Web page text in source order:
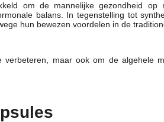
om de mannelijke gezondheid op
balans. In tegenstelling tot
hun bewezen voordelen in de
maar ook om de algehele